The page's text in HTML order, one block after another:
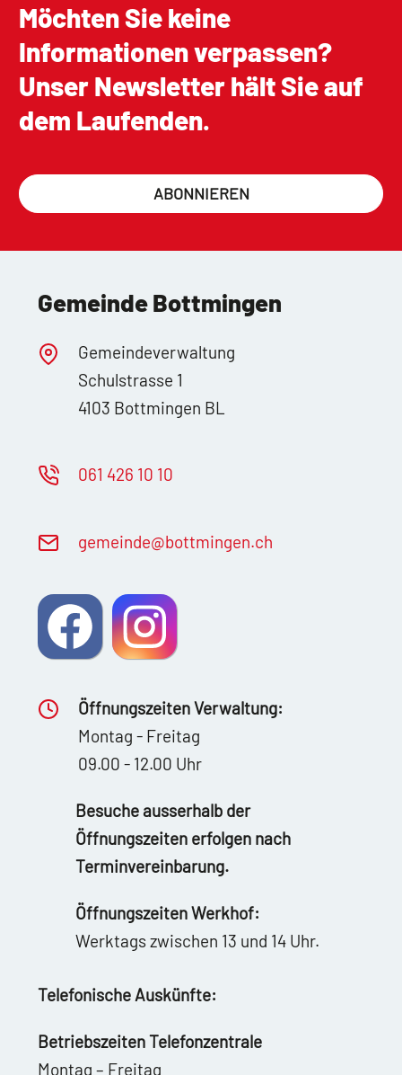
Möchten Sie keine
Informationen verpassen?
Unser Newsletter hält Sie auf
dem Laufenden.
ABONNIEREN
Gemeinde Bottmingen
Gemeindeverwaltung
Schulstrasse 1
4103 Bottmingen BL
061 426 10 10
g m nd b ttm ng n ch
Öffnungszeiten Verwaltung:
Montag - Freitag
09.00 - 12.00 Uhr
Besuche ausserhalb der
Öffnungszeiten erfolgen nach
Terminvereinbarung.
Öffnungszeiten Werkhof:
Werktags zwischen 13 und 14 Uhr.
Telefonische Auskünfte:
Betriebszeiten Telefonzentrale
Montag – Freitag